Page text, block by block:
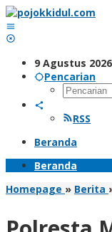
Lewati
ke
konten
9 Agustus 2026
Pencarian
RSS
Beranda
Beranda
Homepage » Berita